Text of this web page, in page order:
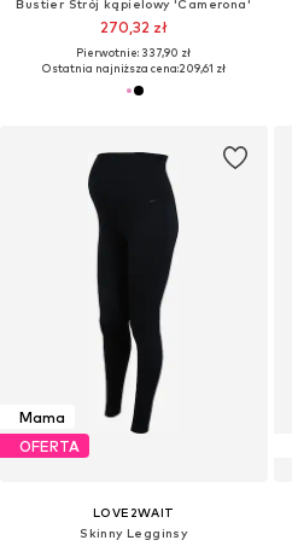
Bustier Strój kąpielowy 'Camerona'
270,32 zł
Pierwotnie: 337,90 zł
Ostatnia najniższa cena:209,61 zł
Mama
OFERTA
LOVE2WAIT
Skinny Legginsy